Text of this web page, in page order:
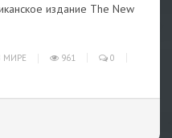
издание The New
МИРЕ 961 0